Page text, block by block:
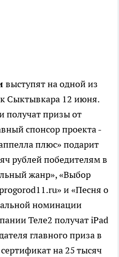
выступят на одной из
Сыктывкара 12 июня.
получат призы от
спонсор проекта -
плюс» подарит
рублей победителям в
жанр», «Выбор
и «Песня о
номинации
Теле2 получат iPad
главного приза в
на 25 тысяч